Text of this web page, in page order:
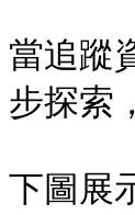
當追蹤
步探索
下圖展